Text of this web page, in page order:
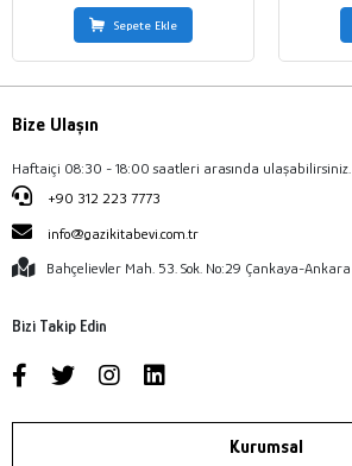
Sepete Ekle
Bize Ulaşın
Haftaiçi 08:30 - 18:00 saatleri arasında ulaşabilirsiniz.
+90 312 223 7773
info@gazikitabevi.com.tr
Bahçelievler Mah. 53. Sok. No:29 Çankaya-Ankara
Bizi Takip Edin
Kurumsal